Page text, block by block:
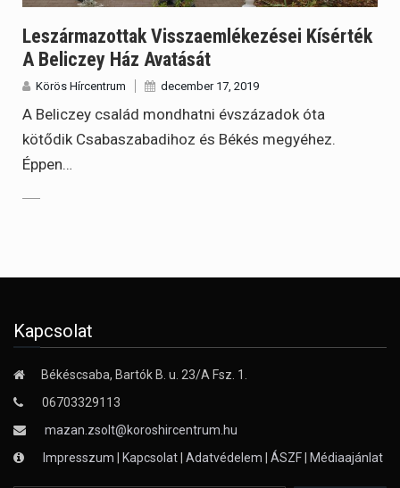
Leszármazottak Visszaemlékezései Kísérték
A Beliczey Ház Avatását
Körös Hírcentrum december 17, 2019
A Beliczey család mondhatni évszázadok óta
kötődik Csabaszabadihoz és Békés megyéhez.
Éppen…
Kapcsolat
Békéscsaba, Bartók B. u. 23/A Fsz. 1.
06703329113
mazan.zsolt@koroshircentrum.hu
Impresszum
Kapcsolat Adatvédelem ÁSZF Médiaajánlat